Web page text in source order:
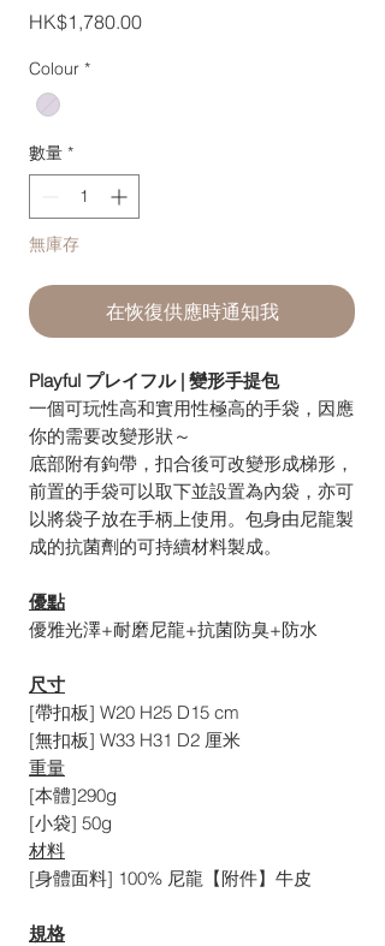
HK$1,780.00價
Colour *
數量 *
無庫存
在恢復供應時通知我
Playful プレイフル | 變形手提包
一個可玩性高和實用性極高的手袋，因應
你的需要改變形狀～
底部附有鉤帶，扣合後可改變形成梯形，
前置的手袋可以取下並設置為內袋，亦可
以將袋子放在手柄上使用。包身由尼龍製
成的抗菌劑的可持續材料製成。
優點
優雅光澤+耐磨尼龍+抗菌防臭+防水
尺寸
[帶扣板] W20 H25 D15 cm
[無扣板] W33 H31 D2 厘米
重量
[本體]290g
[小袋] 50g
材料
[身體面料] 100% 尼龍【附件】牛皮
規格